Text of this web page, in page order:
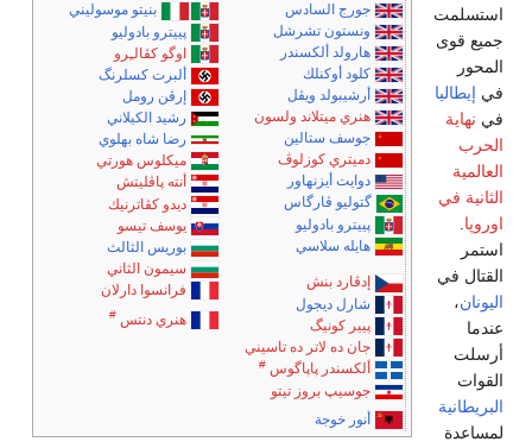
جورج السادس
ونستون تشرشل
هارولد ألكسندر
كلود أوكنلك
أرشيبولد ويڤل
هنري ميتلاند ولسون
جوسف ستالين
دميتري كوزلوڤ
دوايت أيزنهاور
گتوليو ڤارگاس
پييترو بادوليو
هايله سلاسي
إدڤارد بنش
شارل ديجول
پيير كونيگ
جان ده لاتر ده تاسيني
ألكسندر پاپاگوس #
جوسيپ بروز تيتو
أنور خوجة
بنيتو موسوليني
پييترو بادوليو
اوگو كڤالـِرو
ألبرت كسلرنگ
إرڤن رومل
رشيد الكيلاني
رضا شاه بهلوي
ميكلوس هورتي
أنته پاڤليتش
ديدو كڤاترنيك
يوسف تيسو
بوريس الثالث
سيمون الثاني
فرانسوا دارلان
هنري دنتس
قوى
إيطاليا
نهاية
في
في
،